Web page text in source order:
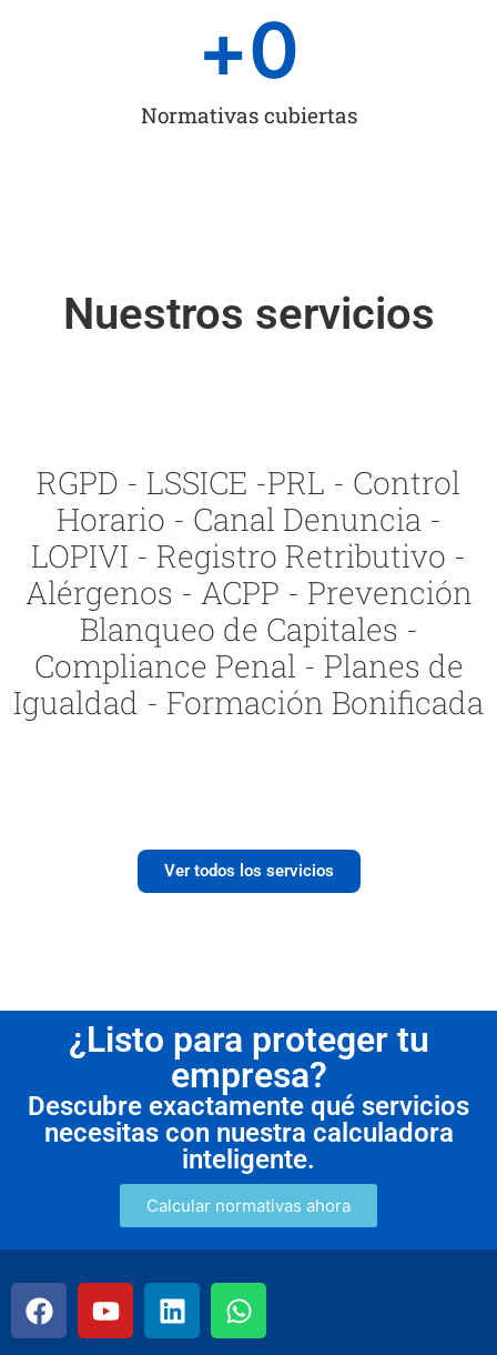
Normativas cubiertas
+0
Nuestros servicios
RGPD - LSSICE -PRL - Control
Horario - Canal Denuncia -
LOPIVI - Registro Retributivo -
Alérgenos - ACPP - Prevención
Blanqueo de Capitales -
Compliance Penal - Planes de
Igualdad - Formación Bonificada
Ver todos los servicios
¿Listo para proteger tu
empresa?
Descubre exactamente qué servicios
necesitas con nuestra calculadora
inteligente.
Calcular normativas ahora